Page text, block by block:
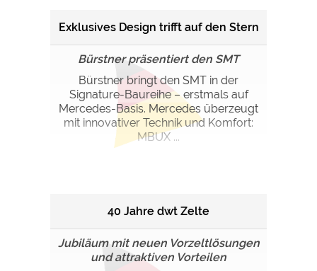
Exklusives Design trifft auf den Stern
Bürstner präsentiert den SMT
Bürstner bringt den SMT in der
Signature-Baureihe – erstmals auf
Mercedes-Basis. Mercedes überzeugt
mit innovativer Technik und Komfort:
MBUX ...
40 Jahre dwt Zelte
Jubiläum mit neuen Vorzeltlösungen
und attraktiven Vorteilen